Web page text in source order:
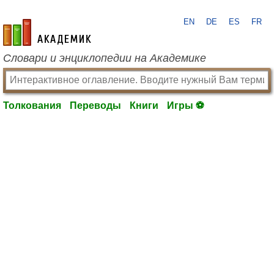
academic.ru
EN DE ES FR
Словари и энциклопедии на Академике
Толкования Переводы Книги Игры ⚽